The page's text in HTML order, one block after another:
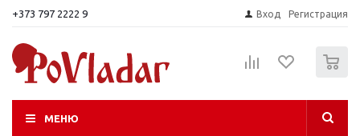
+373 797 2222 9 Вход Регистрация
МЕНЮ